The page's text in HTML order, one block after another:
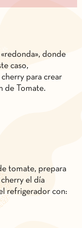
donde
caso,
para crear
de Tomate.
tomate, prepara
el día
refrigerador con: